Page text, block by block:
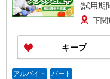
(試用期間3ヶ月) 残業が
分単位
下関
キープ
アルバイト パート